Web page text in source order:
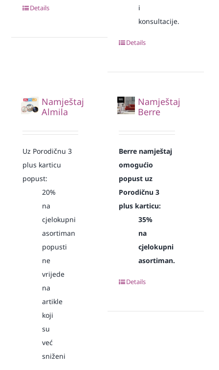
Details
i
konsultacije.
Details
Namještaj
Almila
Uz Porodičnu 3
plus karticu
popust:
20%
na
cjelokupni
asortiman
popusti
ne
vrijede
na
artikle
koji
su
već
sniženi
Namještaj
Berre
Berre namještaj
omogućio
popust uz
Porodičnu 3
plus karticu:
35%
na
cjelokupni
asortiman.
Details